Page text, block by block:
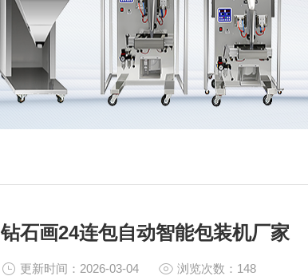
钻石画24连包自动智能包装机厂家
更新时间：2026-03-04 浏览次数：148